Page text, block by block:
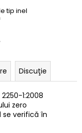
tip inel
Discuţie
1:2008
zero
se verifică în